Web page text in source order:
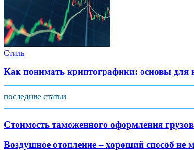
Стиль
Как понимать криптографики: основы для
последние статьи
Стоимость таможенного оформления
Воздушное отопление – хороший способ не